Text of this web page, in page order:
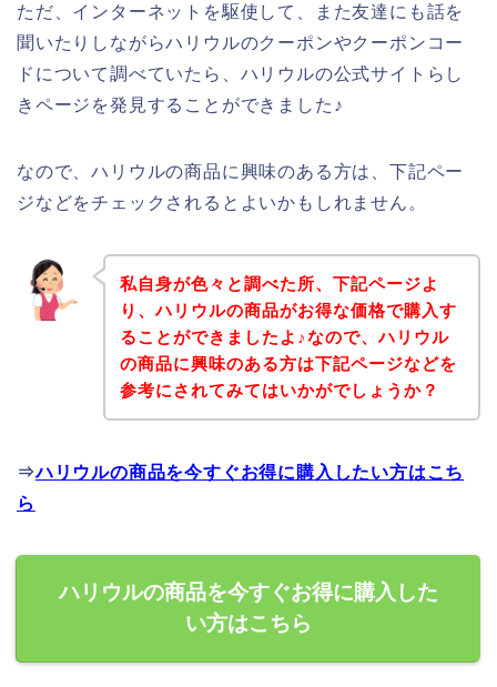
ただ、インターネットを駆使して、また友達にも話を
聞いたりしながらハリウルのクーポンやクーポンコー
ドについて調べていたら、ハリウルの公式サイトらし
きページを発見することができました♪
なので、ハリウルの商品に興味のある方は、下記ペー
ジなどをチェックされるとよいかもしれません。
私自身が色々と調べた所、下記ページよ
り、ハリウルの商品がお得な価格で購入す
ることができましたよ♪なので、ハリウル
の商品に興味のある方は下記ページなどを
参考にされてみてはいかがでしょうか？
⇒ハリウルの商品を今すぐお得に購入したい方はこち
ら
ハリウルの商品を今すぐお得に購入した
い方はこちら